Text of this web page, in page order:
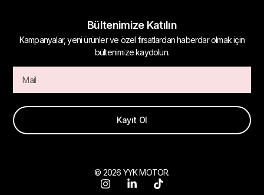
Bültenimize Katılın
Kampanyalar, yeni ürünler ve özel fırsatlardan haberdar olmak için
bültenimize kaydolun.
Kayıt Ol
© 2026 YYK MOTOR.